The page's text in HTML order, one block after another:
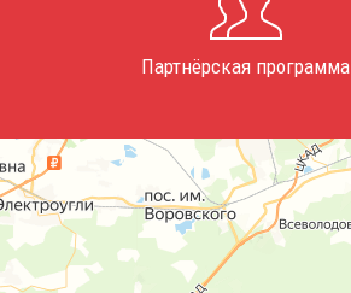
Партнёрская программа